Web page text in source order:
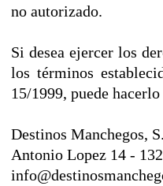
no autorizado.
Si desea ejercer los
los términos
15/1999, puede
Destinos Manchegos,
Antonio Lopez 14 -